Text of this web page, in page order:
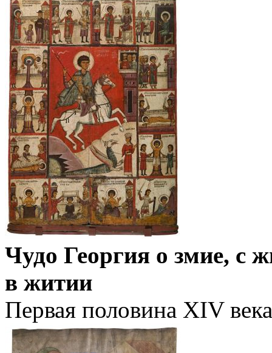
Чудо Георгия о змие, с
в житии
Первая половина XIV века